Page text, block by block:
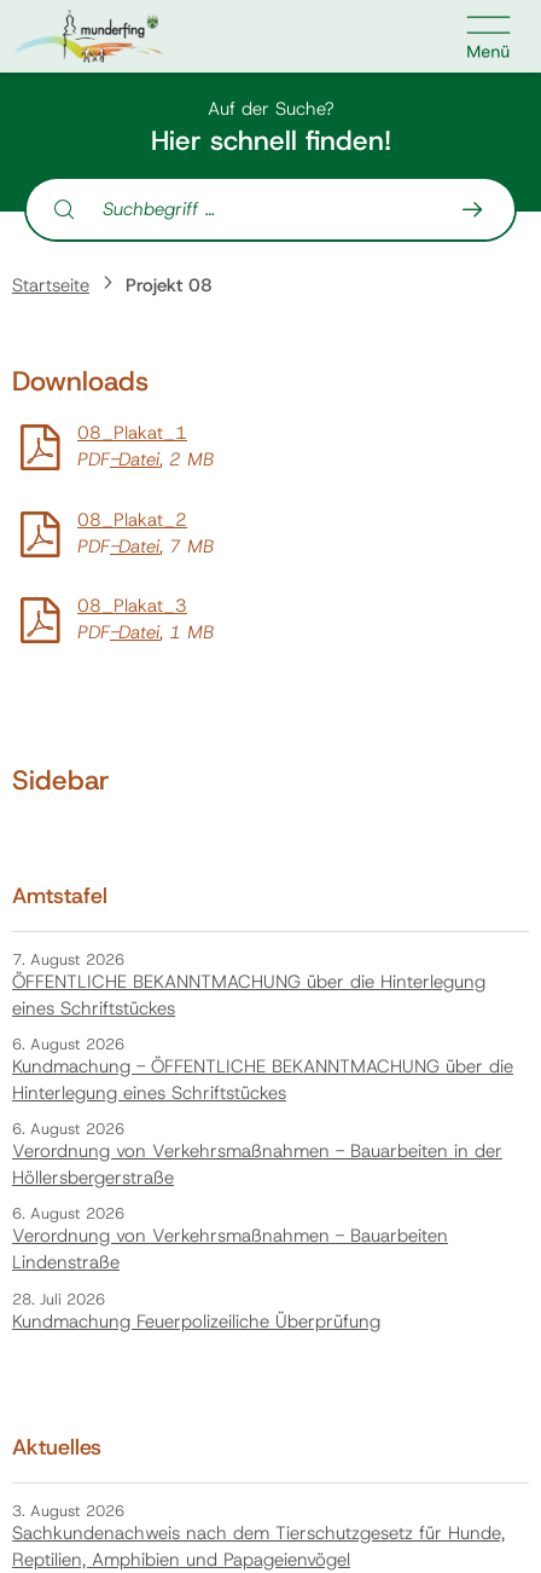
Kontakt 
Suche nach:
Home
Kundenservice
Ihr Anliegen
Veranstaltungen
Jobs
Politik
Kontakt
Auf der Suche?
Hier schnell finden!
Suche nach:
Startseite Projekt 08
Downloads
08_Plakat_1
PDF-Datei, 2 MB
08_Plakat_2
PDF-Datei, 7 MB
08_Plakat_3
PDF-Datei, 1 MB
Sidebar
Amtstafel
7. August 2026
ÖFFENTLICHE BEKANNTMACHUNG über die Hinterlegung
eines Schriftstückes
6. August 2026
Kundmachung - ÖFFENTLICHE BEKANNTMACHUNG über die
Hinterlegung eines Schriftstückes
6. August 2026
Verordnung von Verkehrsmaßnahmen - Bauarbeiten in der
Höllersbergerstraße
6. August 2026
Verordnung von Verkehrsmaßnahmen - Bauarbeiten
Lindenstraße
28. Juli 2026
Kundmachung Feuerpolizeiliche Überprüfung
Aktuelles
3. August 2026
Sachkundenachweis nach dem Tierschutzgesetz für Hunde,
Reptilien, Amphibien und Papageienvögel